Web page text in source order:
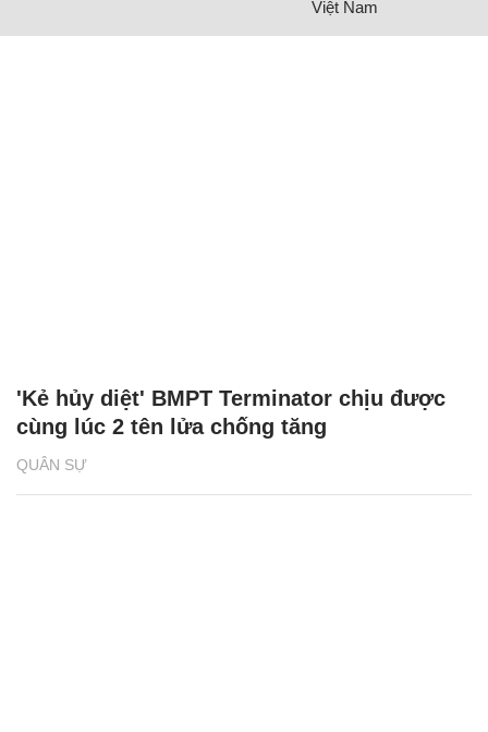
Việt Nam
QUÂN SỰ
'Kẻ hủy diệt' BMPT Terminator chịu được
cùng lúc 2 tên lửa chống tăng